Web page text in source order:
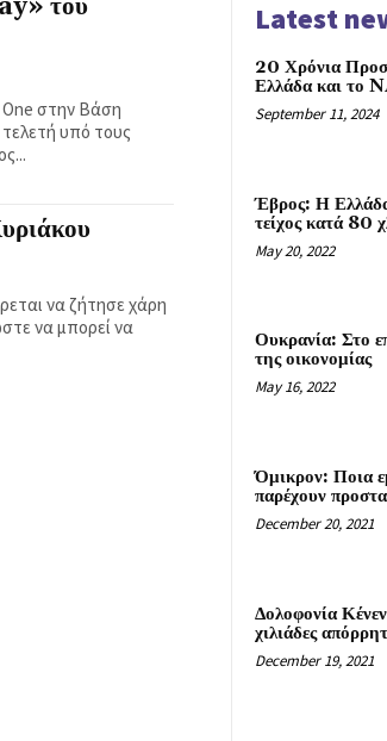
του
στην Βάση
υπό τους
να ζήτησε χάρη
να μπορεί να
Latest
20 Χρόνια
Ελλάδα και το
September 11, 2024
Έβρος: Η Ελλάδα
τείχος κατά 80
May 20, 2022
Ουκρανία: Στο
της οικονομίας
May 16, 2022
Όμικρον: Ποια
παρέχουν
December 20, 2021
Δολοφονία
χιλιάδες
December 19, 2021